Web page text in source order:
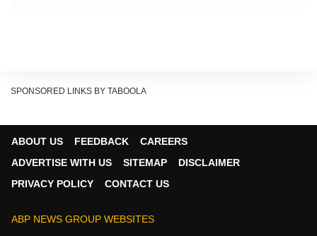
किया, जिसका जवाब डीएमके प्रमुख ने भी उसी अंदाज में दिया.
SPONSORED LINKS BY TABOOLA
ABOUT US FEEDBACK
CAREERS
ADVERTISE WITH US
SITEMAP
DISCLAIMER
PRIVACY POLICY
CONTACT US
ABP NEWS GROUP WEBSITES